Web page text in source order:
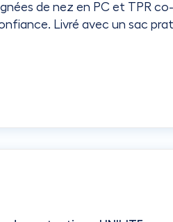
de nez en PC et TPR
Livré avec un sac